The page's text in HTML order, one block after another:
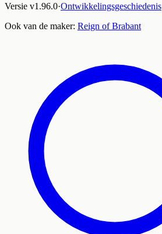
Versie v1.96.0·Ontwikkelingsgeschiedenis
Ook van de maker: Reign of Brabant